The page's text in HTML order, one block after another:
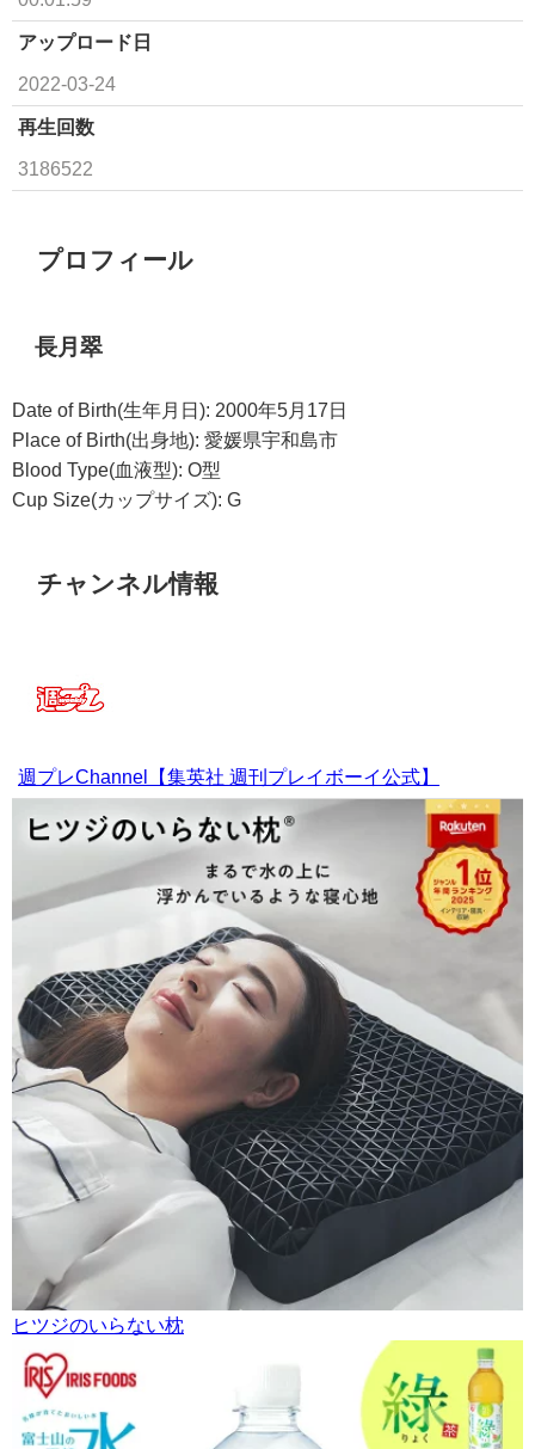
アップロード日
2022-03-24
再生回数
3186522
プロフィール
長月翠
Date of Birth(生年月日): 2000年5月17日
Place of Birth(出身地): 愛媛県宇和島市
Blood Type(血液型): O型
Cup Size(カップサイズ): G
チャンネル情報
週プレChannel【集英社 週刊プレイボーイ公式】
ヒツジのいらない枕